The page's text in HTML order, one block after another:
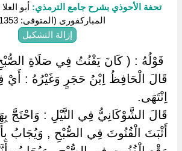
تحفة الأحوذي بشرح جامع الترمذي: أبو
المباركفورى (المتوفى: 1353هـ)
إزالة التشكيل
‏قَوْلُهُ : ( كَانَ يَقْنُتُ فِي صَلَاةِ
‏قَالَ الْحَافِظُ اِبْنُ حَجَرٍ وَغَيْرُهُ : أَيْ
اِنْتَهَى.
قَالَ الشَّوْكَانِيُّ فِي النَّيْلِ : وَاحْتَجَّ
أَثْبَتَ الْقُنُوتَ فِي الصُّبْحِ , وَيُجَابُ